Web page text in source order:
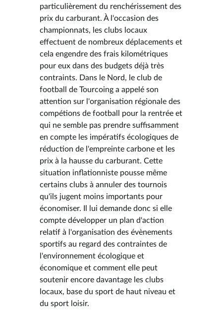
particulièrement du renchérissement des
prix du carburant. À l'occasion des
championnats, les clubs locaux
effectuent de nombreux déplacements et
cela engendre des frais kilométriques
pour eux dans des budgets déjà très
contraints. Dans le Nord, le club de
football de Tourcoing a appelé son
attention sur l'organisation régionale des
compétions de football pour la rentrée et
qui ne semble pas prendre suffisamment
en compte les impératifs écologiques de
réduction de l'empreinte carbone et les
prix à la hausse du carburant. Cette
situation inflationniste pousse même
certains clubs à annuler des tournois
qu'ils jugent moins importants pour
économiser. Il lui demande donc si elle
compte développer un plan d'action
relatif à l'organisation des évènements
sportifs au regard des contraintes de
l'environnement écologique et
économique et comment elle peut
soutenir encore davantage les clubs
locaux, base du sport de haut niveau et
du sport loisir.